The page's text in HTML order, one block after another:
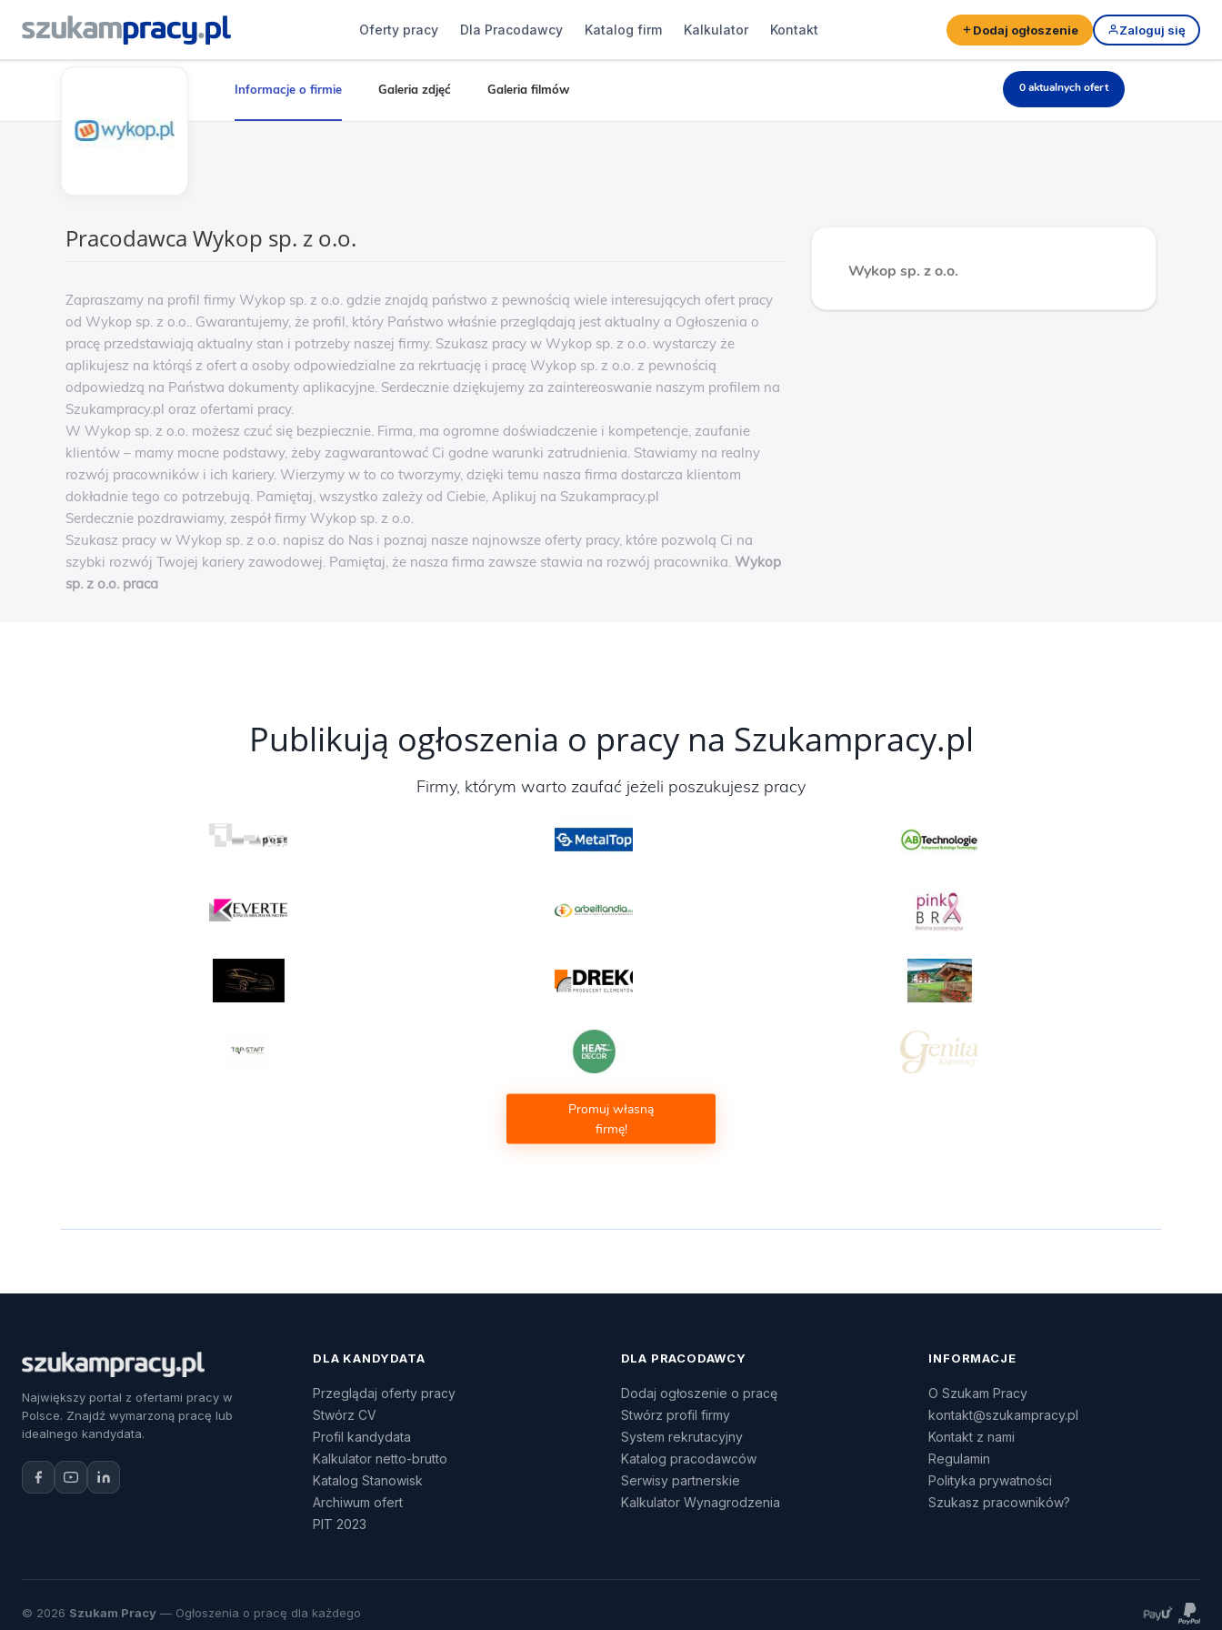
Oferty pracy Dla Pracodawcy Katalog firm Kalkulator Kontakt Dodaj ogłoszenie Zaloguj się
Informacje o firmie Galeria zdjęć Galeria filmów 0 aktualnych ofert
Pracodawca Wykop sp. z o.o.
Zapraszamy na profil firmy Wykop sp. z o.o. gdzie znajdą państwo z pewnością wiele interesujących ofert pracy
od Wykop sp. z o.o.. Gwarantujemy, że profil, który Państwo właśnie przeglądają jest aktualny a Ogłoszenia o
pracę przedstawiają aktualny stan i potrzeby naszej firmy. Szukasz pracy w Wykop sp. z o.o. wystarczy że
aplikujesz na którąś z ofert a osoby odpowiedzialne za rekrtuację i pracę Wykop sp. z o.o. z pewnością
odpowiedzą na Państwa dokumenty aplikacyjne. Serdecznie dziękujemy za zaintereoswanie naszym profilem na
Szukampracy.pl oraz ofertami pracy.
W Wykop sp. z o.o. możesz czuć się bezpiecznie. Firma, ma ogromne doświadczenie i kompetencje, zaufanie
klientów – mamy mocne podstawy, żeby zagwarantować Ci godne warunki zatrudnienia. Stawiamy na realny
rozwój pracowników i ich kariery. Wierzymy w to co tworzymy, dzięki temu nasza firma dostarcza klientom
dokładnie tego co potrzebują. Pamiętaj, wszystko zależy od Ciebie, Aplikuj na Szukampracy.pl
Serdecznie pozdrawiamy, zespół firmy Wykop sp. z o.o.
Szukasz pracy w Wykop sp. z o.o. napisz do Nas i poznaj nasze najnowsze oferty pracy, które pozwolą Ci na
szybki rozwój Twojej kariery zawodowej. Pamiętaj, że nasza firma zawsze stawia na rozwój pracownika. Wykop
sp. z o.o. praca
Wykop sp. z o.o.
Publikują ogłoszenia o pracy na Szukampracy.pl
Firmy, którym warto zaufać jeżeli poszukujesz pracy
Promuj własną
firmę!
Największy portal z ofertami pracy w
Polsce. Znajdź wymarzoną pracę lub
idealnego kandydata.
DLA KANDYDATA
Przeglądaj oferty pracy
Stwórz CV
Profil kandydata
Kalkulator netto-brutto
Katalog Stanowisk
Archiwum ofert
PIT 2023
DLA PRACODAWCY
Dodaj ogłoszenie o pracę
Stwórz profil firmy
System rekrutacyjny
Katalog pracodawców
Serwisy partnerskie
Kalkulator Wynagrodzenia
INFORMACJE
O Szukam Pracy
kontakt@szukampracy.pl
Kontakt z nami
Regulamin
Polityka prywatności
Szukasz pracowników?
© 2026 Szukam Pracy — Ogłoszenia o pracę dla każdego